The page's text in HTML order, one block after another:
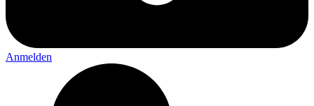
Anmelden